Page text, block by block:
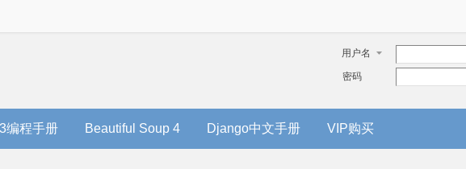
用户名
密码
编程手册 Beautiful Soup 4 Django中文手册 VIP购买